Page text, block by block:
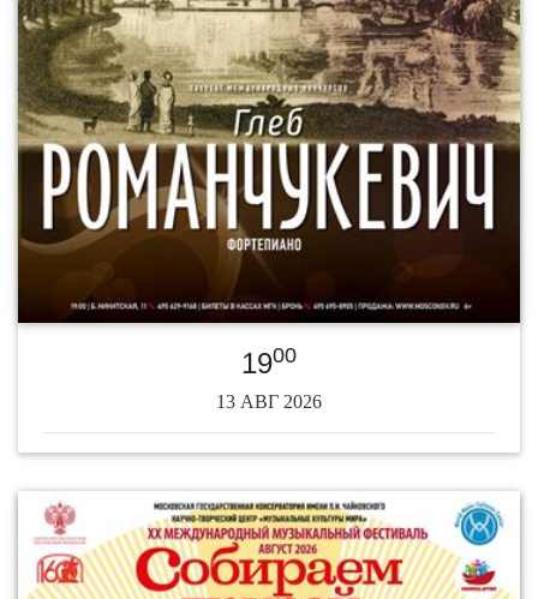
1900
13 АВГ 2026